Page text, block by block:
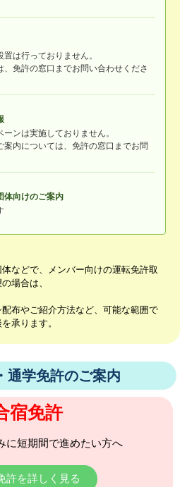
は行っておりません。
免許の窓口までお問い合わせくださ
ンは実施しておりません。
内については、免許の窓口までお問
体向けのご案内
などで、メンバー向けの運転免許取
場合は、
布やご紹介方法など、可能な範囲で
承ります。
通学免許のご案内
宿免許
に短期間で進めたい方へ
許を詳しく見る